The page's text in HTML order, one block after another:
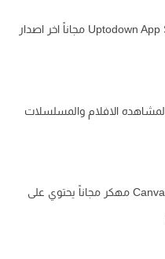
تحميل تطبيق متجر ابتوداون Uptodown App Store مجاناً اخر اصدار
تحميل تطبيق نور بلاي NoorPlay لمشاهده الافلام والمسلسلات
تحميل تطبيق كانفا برو Canva pro 2022 مهكر مجاناً يحتوي على